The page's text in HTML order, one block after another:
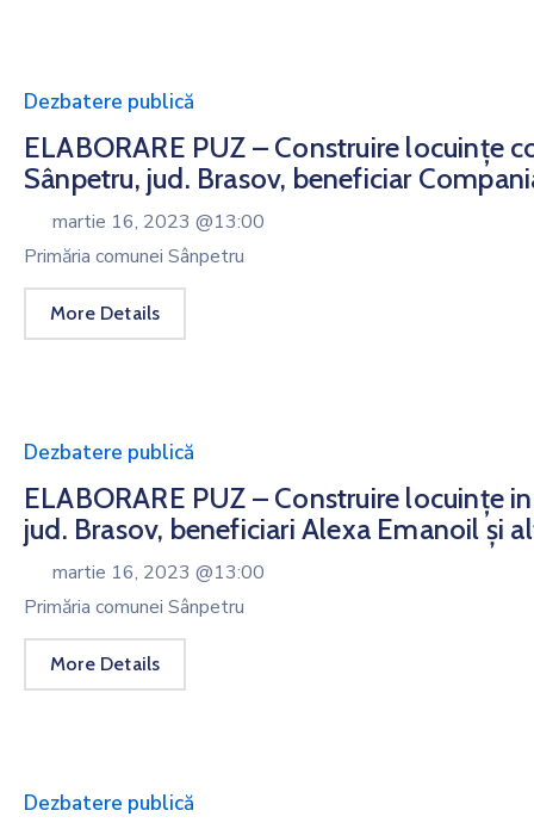
Dezbatere publică
ELABORARE PUZ – Construire locuințe
Sânpetru, jud. Brasov, beneficiar
martie 16, 2023 @13:00
Primăria comunei Sânpetru
More Details
Dezbatere publică
ELABORARE PUZ – Construire locuințe
jud. Brasov, beneficiari Alexa Emanoil și
martie 16, 2023 @13:00
Primăria comunei Sânpetru
More Details
Dezbatere publică